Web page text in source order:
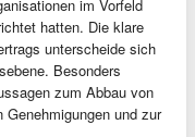
im Vorfeld
hatten. Die klare
unterscheide sich
Besonders
zum Abbau von
und zur